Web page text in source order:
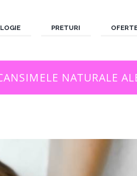
PRETURI
NATURALE